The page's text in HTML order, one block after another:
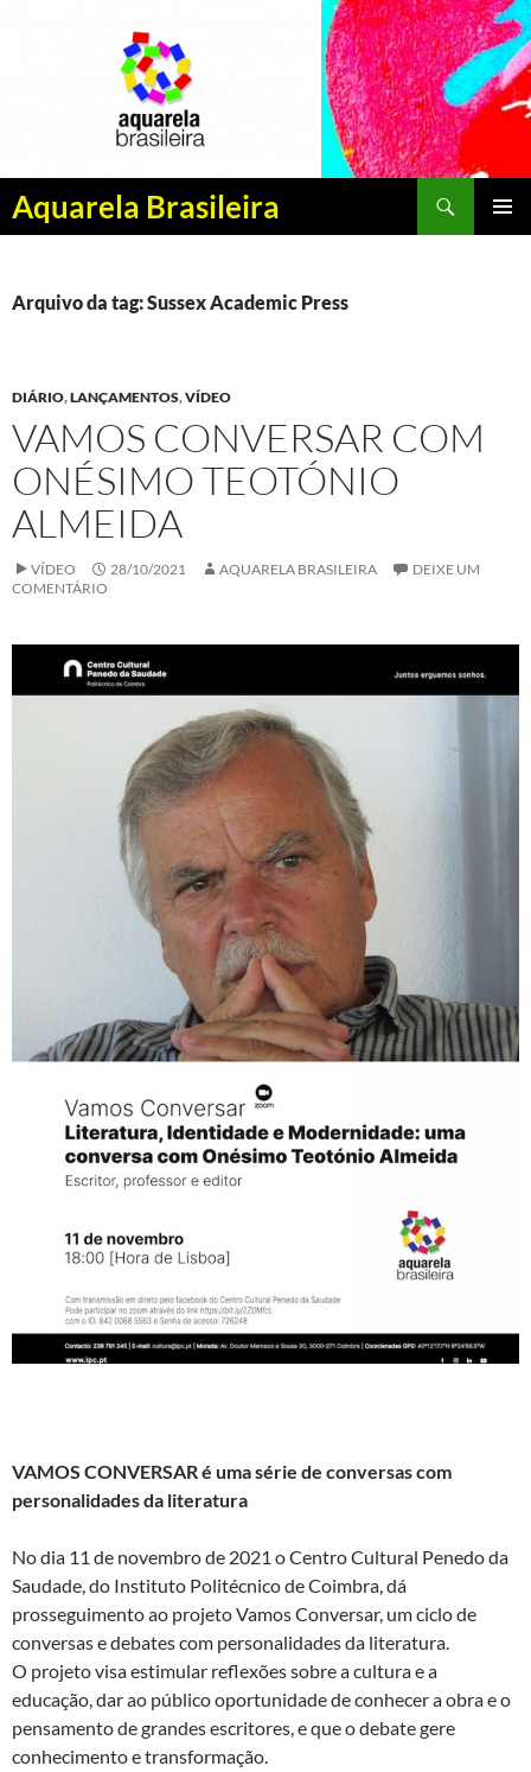
Aquarela Brasileira
Pesquisar
PULAR
CONTEÚDO
Arquivo da tag: Sussex Academic Press
DIÁRIO,LANÇAMENTOS,VÍDEO
VAMOS CONVERSAR COM
ONÉSIMO TEOTÓNIO
ALMEIDA
VÍDEO 28/10/2021 AQUARELA BRASILEIRA
DEIXE UM
COMENTÁRIO
VAMOS CONVERSAR é uma série de conversas com
personalidades da literatura
No dia 11 de novembro de 2021 o Centro Cultural Penedo da
Saudade, do Instituto Politécnico de Coimbra, dá
prosseguimento ao projeto Vamos Conversar, um ciclo de
conversas e debates com personalidades da literatura.
O projeto visa estimular reflexões sobre a cultura e a
educação, dar ao público oportunidade de conhecer a obra e o
pensamento de grandes escritores, e que o debate gere
conhecimento e transformação.